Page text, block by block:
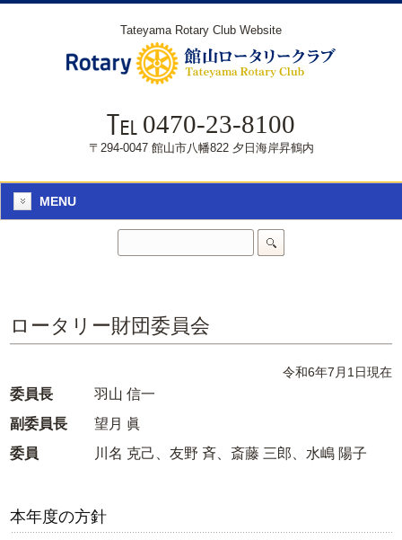
Tateyama Rotary Club Website
0470-23-8100
〒294-0047 館山市八幡822 夕日海岸昇鶴内
MENU
ロータリー財団委員会
令和6年7月1日現在
委員長
羽山 信一
副委員長
望月 眞
委員
川名 克己、友野 斉、斎藤 三郎、水嶋 陽子
本年度の方針